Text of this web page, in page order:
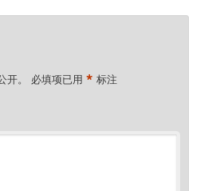
。 必填项已用* 标注